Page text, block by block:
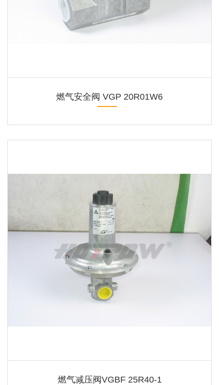
燃气安全阀 VGP 20R01W6
燃气减压阀VGBF 25R40-1